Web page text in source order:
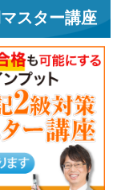
スター講座